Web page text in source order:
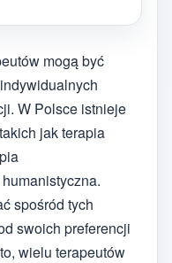
mogą być
W Polsce istnieje
jak terapia
spośród tych
swoich preferencji
wielu terapeutów